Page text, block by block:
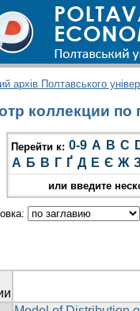
архів Полтавського
коллекции по
Перейти к: 0-9 A B C
А Б В Г Ґ Д Е Є Ж
или введите